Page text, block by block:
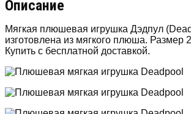
Описание
Мягкая плюшевая игрушка Дэдпул
изготовлена из мягкого плюша. Размер
Купить с бесплатной доставкой.